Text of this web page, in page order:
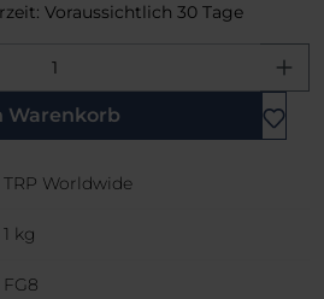
Voraussichtlich 30 Tage
Gib den
Warenkorb
TRP Worldwide
1 kg
FG8